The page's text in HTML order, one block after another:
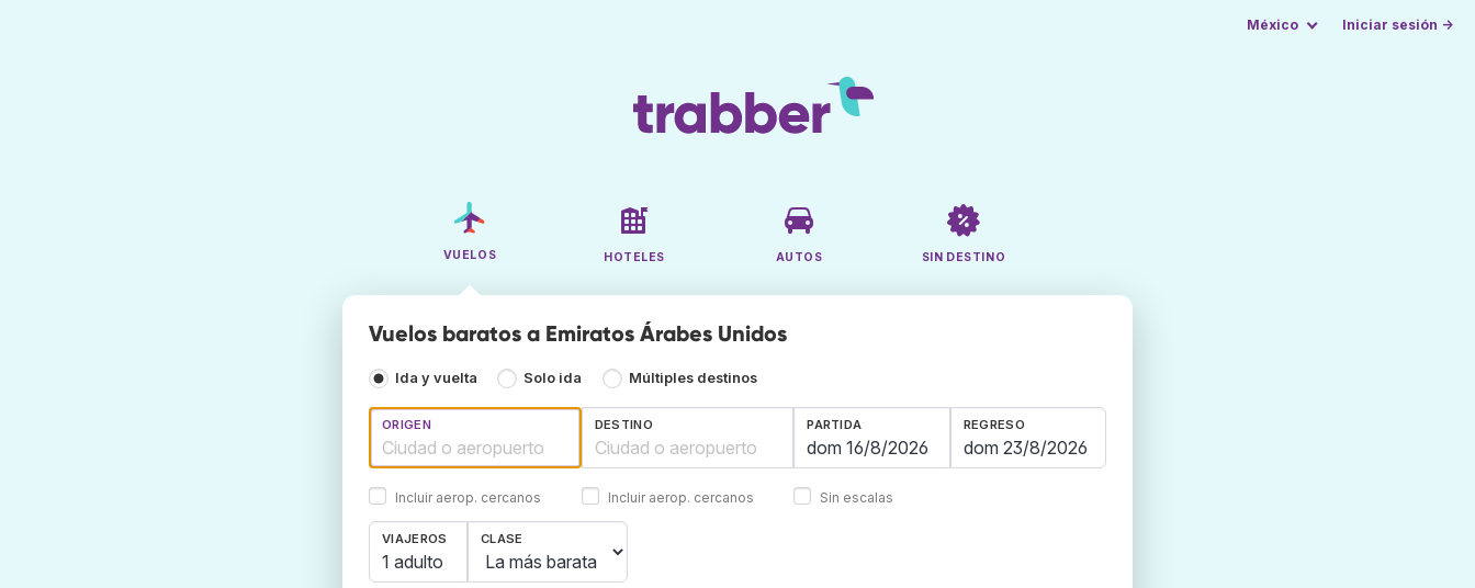
México Iniciar sesión →
VUELOS HOTELES AUTOS SIN DESTINO
Vuelos baratos a Emiratos Árabes Unidos
Ida y vuelta Solo ida Múltiples destinos
ORIGEN
Incluir aerop. cercanos
DESTINO
Incluir aerop. cercanos
PARTIDA REGRESO
Sin escalas
VIAJEROS
1 adulto
CLASE